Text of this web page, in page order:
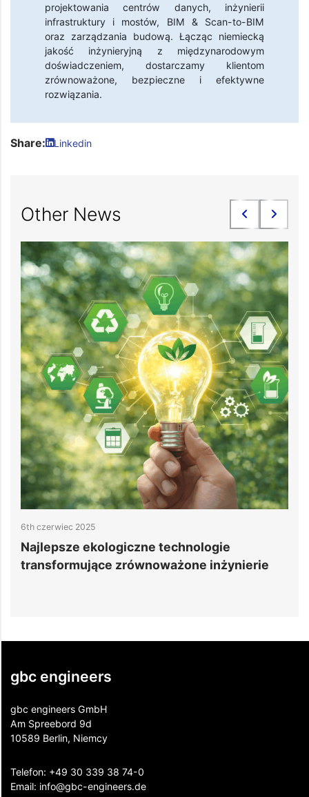
projektowania centrów danych, inżynierii
infrastruktury i mostów, BIM & Scan-to-BIM
oraz zarządzania budową. Łącząc niemiecką
jakość inżynieryjną z międzynarodowym
doświadczeniem, dostarczamy klientom
zrównoważone, bezpieczne i efektywne
rozwiązania.
Share: Linkedin
Other News
6th czerwiec 2025
Najlepsze ekologiczne technologie
transformujące zrównoważone inżynierie
gbc engineers
gbc engineers GmbH
Am Spreebord 9d
10589 Berlin, Niemcy
Telefon: +49 30 339 38 74-0
Email: info@gbc-engineers.de